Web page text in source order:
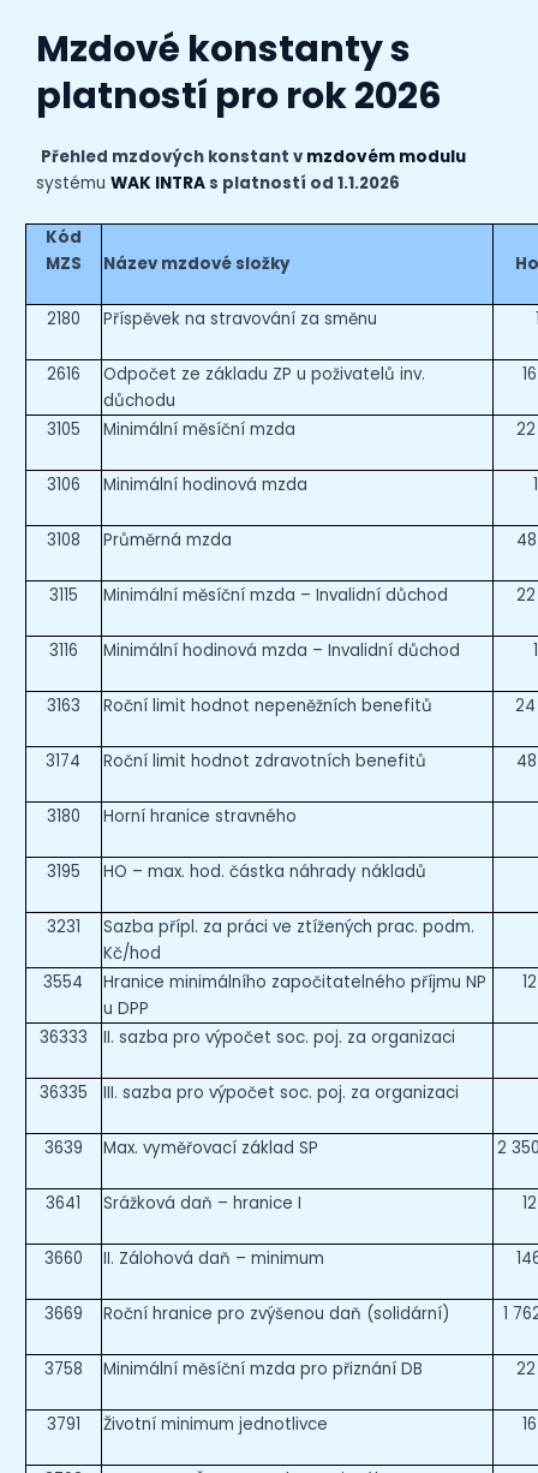
Mzdové konstanty s
platností pro rok 2026
Přehled mzdových konstant v mzdovém modulu
systému WAK INTRAs platností od 1.1.2026
Kód
MZS
Název mzdové složky
2180 Příspěvek na stravování za směnu
2616
Odpočet ze základu ZP u poživatelů inv.
důchodu
3105 Minimální měsíční mzda
3106 Minimální hodinová mzda
3108 Průměrná mzda
3115 Minimální měsíční mzda – Invalidní důchod
3116 Minimální hodinová mzda – Invalidní důchod
3163 Roční limit hodnot nepeněžních benefitů
3174 Roční limit hodnot zdravotních benefitů
3180 Horní hranice stravného
3195 HO – max. hod. částka náhrady nákladů
3231
Sazba přípl. za práci ve ztížených prac. podm.
Kč/hod
3554
Hranice minimálního započitatelného příjmu NP
u DPP
36333 II. sazba pro výpočet soc. poj. za organizaci
36335 III. sazba pro výpočet soc. poj. za organizaci
3639 Max. vyměřovací základ SP 2
3641 Srážková daň – hranice I
3660 II. Zálohová daň – minimum
3669 Roční hranice pro zvýšenou daň (solidární) 1
3758 Minimální měsíční mzda pro přiznání DB
3791 Životní minimum jednotlivce